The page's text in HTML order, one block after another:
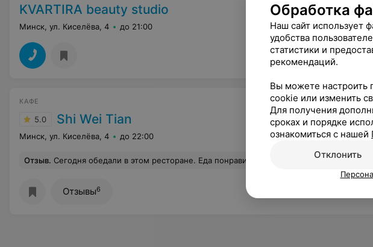
KVARTIRA beauty studio
Минск, ул. Киселёва, 4 до 21:00
КАФЕ
5.0 Shi Wei Tian
Минск, ул. Киселёва, 4 до 22:00
Отзыв. Сегодня обедали в этом ресторане. Еда понравилась, цены порадовали. Очень быстро приготовили. Порции большие. Придём ещё!
Отзывы6
Обработка
Наш сайт использует
удобства
статистики и
рекомендаций.
Вы можете настроить
cookie или изменить
Для получения
сроках и порядке
ознакомиться с нашей
Отклонить